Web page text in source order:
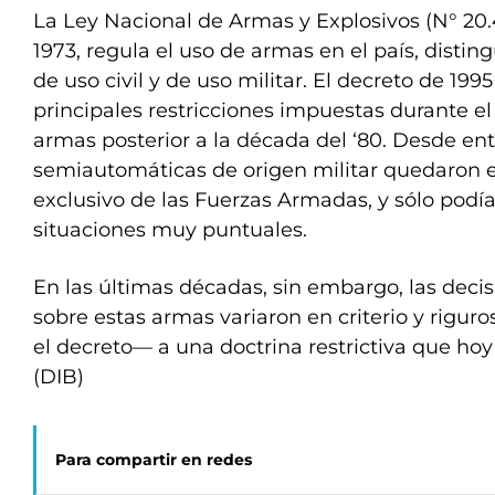
La Ley Nacional de Armas y Explosivos (N°
1973, regula el uso de armas en el país,
de uso civil y de uso militar. El decreto de
principales restricciones impuestas durante
armas posterior a la década del ‘80. Desde
semiautomáticas de origen militar quedaron
exclusivo de las Fuerzas Armadas, y sólo
situaciones muy puntuales.
En las últimas décadas, sin embargo, las
sobre estas armas variaron en criterio y
el decreto— a una doctrina restrictiva que hoy
(DIB)
Para compartir en redes